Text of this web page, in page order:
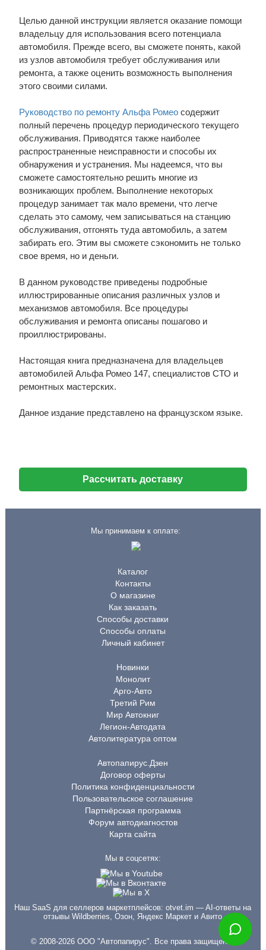
Целью данной инструкции является оказание помощи
владельцу для использования всего потенциала
автомобиля. Прежде всего, вы сможете понять, какой
из узлов автомобиля требует обслуживания или
ремонта, а также оценить возможность выполнения
этого своими силами.
Руководство по ремонту Альфа Ромеосодержит
полный перечень процедур периодического текущего
обслуживания. Приводятся также наиболее
распространенные неисправности и способы их
обнаружения и устранения. Мы надеемся, что вы
сможете самостоятельно решить многие из
возникающих проблем. Выполнение некоторых
процедур занимает так мало времени, что легче
сделать это самому, чем записываться на станцию
обслуживания, отгонять туда автомобиль, а затем
забирать его. Этим вы сможете сэкономить не только
свое время, но и деньги.
В данном руководстве приведены подробные
иллюстрированные описания различных узлов и
механизмов автомобиля. Все процедуры
обслуживания и ремонта описаны пошагово и
проиллюстрированы.
Настоящая книга предназначена для владельцев
автомобилей Альфа Ромео 147, специалистов СТО и
ремонтных мастерских.
Данное издание представлено на французском языке.
Рассчитать доставку
Мы принимаем к оплате:
Каталог
Контакты
О магазине
Как заказать
Способы доставки
Способы оплаты
Личный кабинет
Новинки
Монолит
Арго-Авто
Третий Рим
Мир Автокниг
Легион-Автодата
Автолитература оптом
Автопапирус.Дзен
Договор оферты
Политика конфиденциальности
Пользовательское соглашение
Партнёрская программа
Форум автодиагностов
Карта сайта
Мы в соцсетях:
Наш SaaS для селлеров маркетплейсов:otvet.im — AI-ответы на
отзывы Wildberries, Озон, Яндекс Маркет и Авито
© 2008-2026 ООО "Автопапирус". Все права защищены.